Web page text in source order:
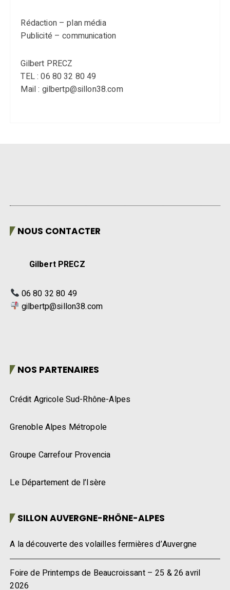
Rédaction – plan média
Publicité – communication
Gilbert PRECZ
TEL : 06 80 32 80 49
Mail : gilbertp@sillon38.com
NOUS CONTACTER
Gilbert PRECZ
06 80 32 80 49
gilbertp@sillon38.com
NOS PARTENAIRES
Crédit Agricole Sud-Rhône-Alpes
Grenoble Alpes Métropole
Groupe Carrefour Provencia
Le Département de l’Isère
SILLON AUVERGNE-RHÔNE-ALPES
A la découverte des volailles fermières d’Auvergne
Foire de Printemps de Beaucroissant – 25 & 26 avril
2026